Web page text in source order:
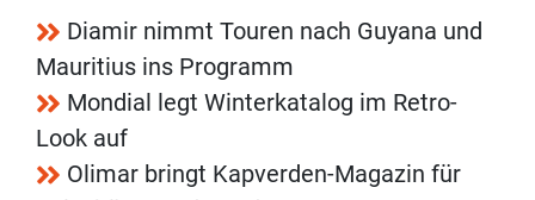
Diamir nimmt Touren nach Guyana und
Mauritius ins Programm
Mondial legt Winterkatalog im Retro-
Look auf
Olimar bringt Kapverden-Magazin für